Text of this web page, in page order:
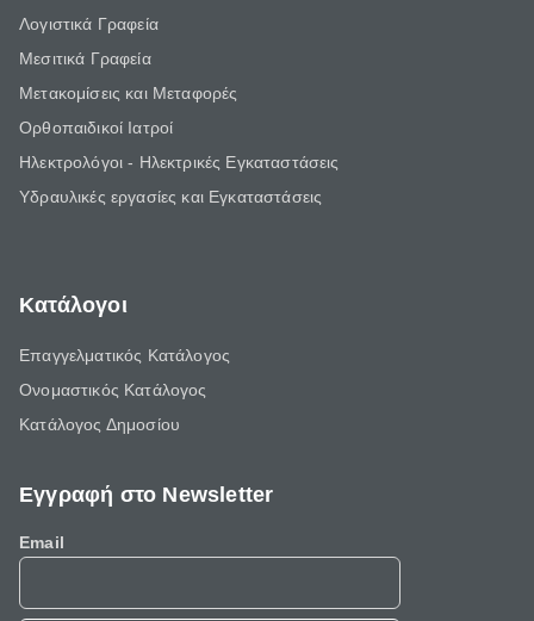
Λογιστικά Γραφεία
Μεσιτικά Γραφεία
Μετακομίσεις και Μεταφορές
Ορθοπαιδικοί Ιατροί
Ηλεκτρολόγοι - Ηλεκτρικές Εγκαταστάσεις
Υδραυλικές εργασίες και Εγκαταστάσεις
Κατάλογοι
Επαγγελματικός Κατάλογος
Ονομαστικός Κατάλογος
Κατάλογος Δημοσίου
Εγγραφή στο Newsletter
Email